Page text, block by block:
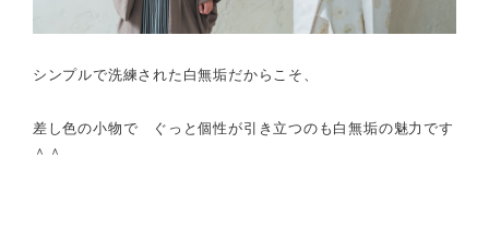
シンプルで洗練された白無垢だからこそ、
差し色の小物で
ぐっと個性が引き立つのも白無垢の魅力です
＾＾